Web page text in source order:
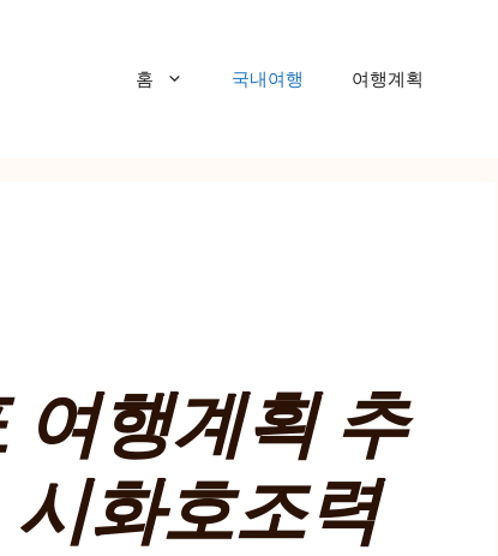
홈 국내여행 여행계획
여행계획 추
화호조력